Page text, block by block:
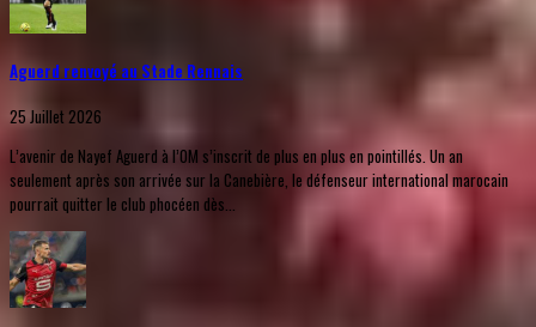
Aguerd renvoyé au Stade Rennais
25 Juillet 2026
L’avenir de Nayef Aguerd à l’OM s’inscrit de plus en plus en pointillés. Un an
seulement après son arrivée sur la Canebière, le défenseur international marocain
pourrait quitter le club phocéen dès...